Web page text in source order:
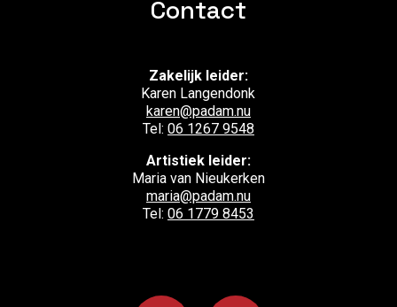
Contact
Zakelijk leider:
Karen Langendonk
karen@padam.nu
Tel: 06 1267 9548
Artistiek leider:
Maria van Nieukerken
maria@padam.nu
Tel: 06 1779 8453